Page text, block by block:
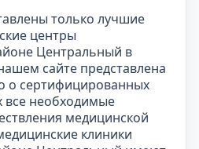
только лучшие
центры
Центральный в
сайте представлена
о сертифицированных
необходимые
медицинской
клиники